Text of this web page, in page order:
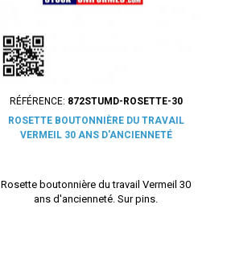
RÉFÉRENCE: 872STUMD-ROSETTE-30
ROSETTE BOUTONNIÈRE DU TRAVAIL
VERMEIL 30 ANS D'ANCIENNETÉ
Rosette boutonnière du travail Vermeil 30
ans d'ancienneté. Sur pins.